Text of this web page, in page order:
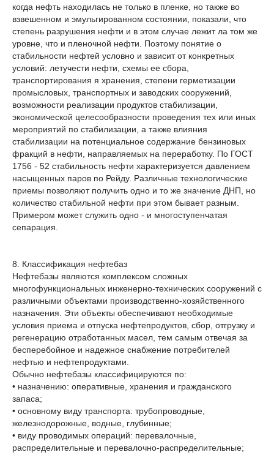
когда нефть находилась не только в пленке, но также во
взвешенном и эмульгированном состоянии, показали, что
степень разрушения нефти и в этом случае лежит ла том же
уровне, что и пленочной нефти. Поэтому понятие о
стабильности нефтей условно и зависит от конкретных
условий: летучести нефти, схемы ее сбора,
транспортирования я хранения, степени герметизации
промысловых, транспортных и заводских сооружений,
возможности реализации продуктов стабилизации,
экономической целесообразности проведения тех или иных
мероприятий по стабилизации, а также влияния
стабилизации на потенциальное содержание бензиновых
фракций в нефти, направляемых на переработку. По ГОСТ
1756 - 52 стабильность нефти характеризуется давлением
насыщенных паров по Рейду. Различные технологические
приемы позволяют получить одно и то же значение ДНП, но
количество стабильной нефти при этом бывает разным.
Примером может служить одно - и многоступенчатая
сепарация.
8. Классификация нефтебаз
Нефтебазы являются комплексом сложных
многофункциональных инженерно-технических сооружений с
различными объектами производственно-хозяйственного
назначения. Эти объекты обеспечивают необходимые
условия приема и отпуска нефтепродуктов, сбор, отгрузку и
регенерацию отработанных масел, тем самым отвечая за
бесперебойное и надежное снабжение потребителей
нефтью и нефтепродуктами.
Обычно нефтебазы классифицируются по:
• назначению: оперативные, хранения и гражданского
запаса;
• основному виду транспорта: трубопроводные,
железнодорожные, водные, глубинные;
• виду проводимых операций: перевалочные,
распределительные и перевалочно-распределительные;